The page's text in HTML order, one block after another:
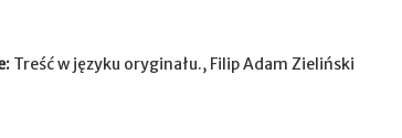
Treść w języku oryginału., Filip Adam Zieliński